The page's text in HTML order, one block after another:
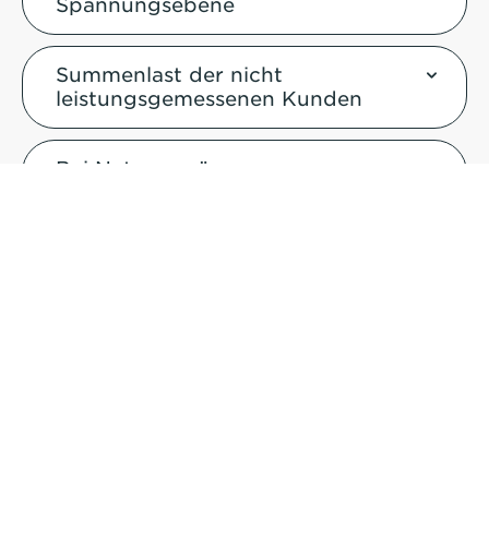
Spannungsebene
Summenlast der nicht
leistungsgemessenen Kunden
Bei Netzengpässen: zur